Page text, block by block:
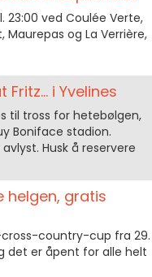
23:00 ved Coulée Verte,
og La Verrière,
i Yvelines
til tross for hetebølgen,
Boniface stadion.
Husk å reservere
helgen, gratis
cross-country-cup fra 29.
det er åpent for alle helt